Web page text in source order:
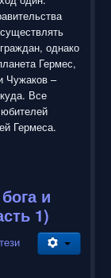
однако
Гермес,
Чужаков –
Все
Гермеса.
и
1)